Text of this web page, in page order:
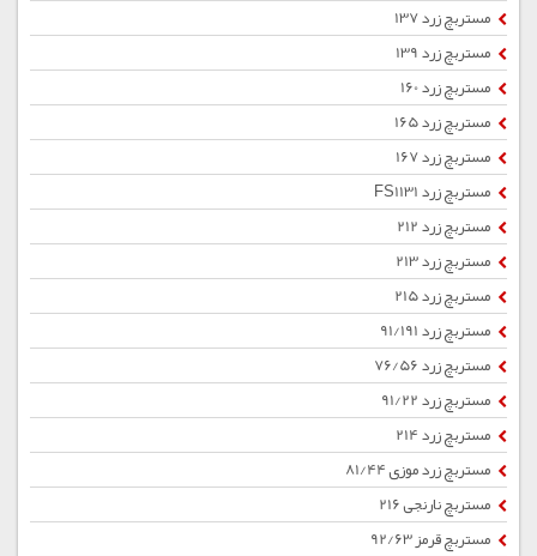
مستربچ زرد 137
مستربچ زرد 139
مستربچ زرد 160
مستربچ زرد 165
مستربچ زرد 167
مستربچ زرد FS1131
مستربچ زرد 212
مستربچ زرد 213
مستربچ زرد 215
مستربچ زرد 91/191
مستربچ زرد 76/56
مستربچ زرد 91/22
مستربچ زرد 214
مستربچ زرد موزی 81/44
مستربچ نارنجی 216
مستربچ قرمز 92/63